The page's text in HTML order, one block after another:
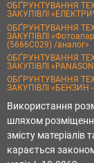
ОБҐРУНТУВАННЯ
ЗАКУПІВЛІ
ОБҐРУНТУВАННЯ
ЗАКУПІВЛІ
(5666C029) /аналог»
ОБҐРУНТУВАННЯ
ЗАКУПІВЛІ
ОБҐРУНТУВАННЯ
ЗАКУПІВЛІ «БЕНЗИН
Використання
шляхом
змісту
карається